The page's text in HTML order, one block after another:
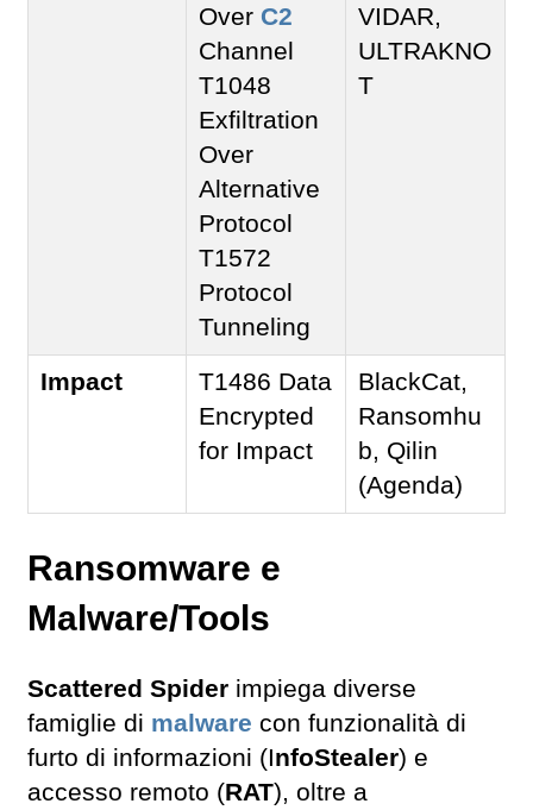
Over C2
Channel
T1048
Exfiltration
Over
Alternative
Protocol
T1572
Protocol
Tunneling
VIDAR,
ULTRAKNO
T
Impact
T1486 Data
Encrypted
for Impact
BlackCat,
Ransomhu
b, Qilin
(Agenda)
Ransomware e
Malware/Tools
Scattered Spider impiega diverse
famiglie di malware con funzionalità di
furto di informazioni (InfoStealer) e
accesso remoto (RAT), oltre a